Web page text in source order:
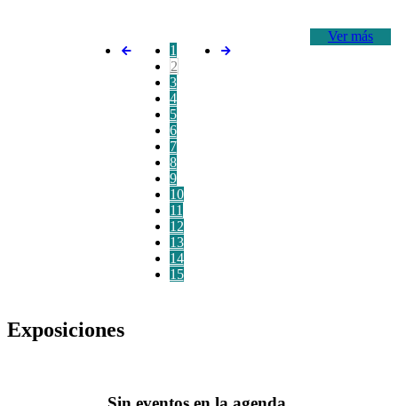
Ver más
1
2
3
4
5
6
7
8
9
10
11
12
13
14
15
Exposiciones